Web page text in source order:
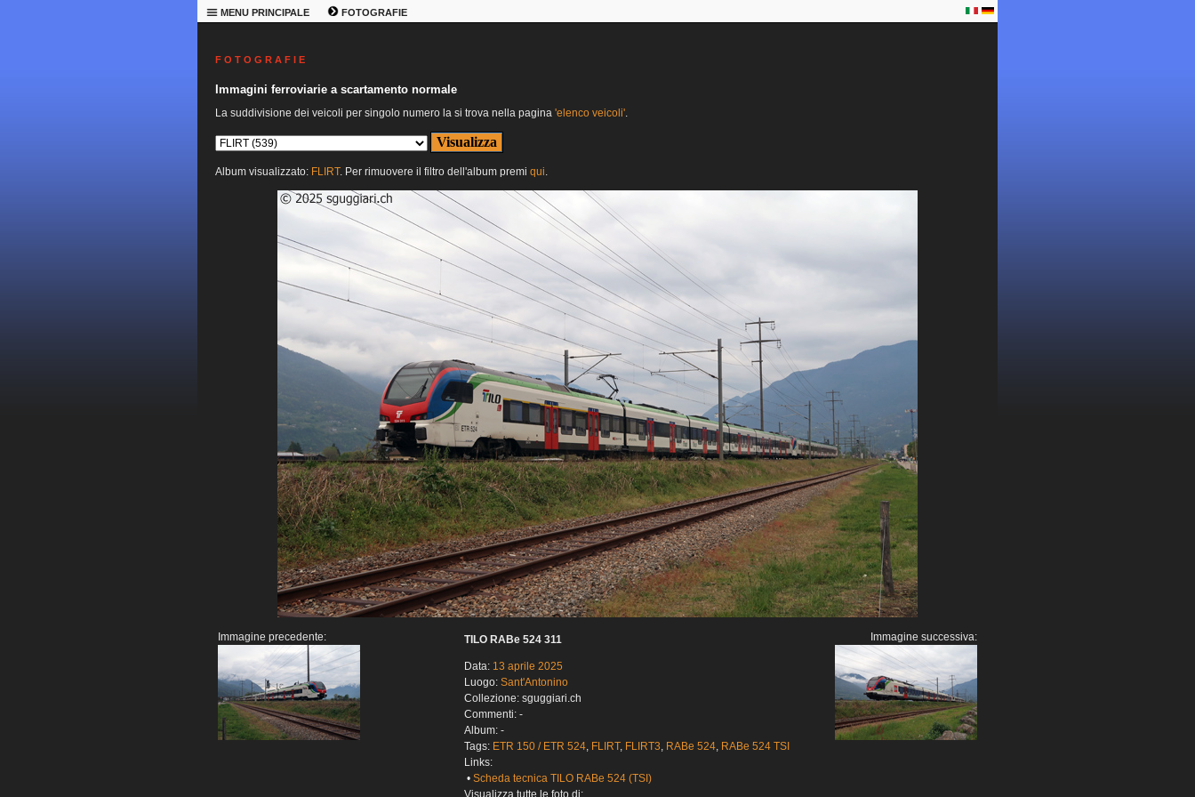
MENU PRINCIPALE FOTOGRAFIE
F O T O G R A F I E
Immagini ferroviarie a scartamento normale
La suddivisione dei veicoli per singolo numero la si trova nella pagina 'elenco veicoli'.
Album visualizzato: FLIRT. Per rimuovere il filtro dell'album premi qui.
Immagine precedente: TILO RABe 524 311
Data: 13 aprile 2025
Luogo: Sant'Antonino
Collezione: sguggiari.ch
Commenti: -
Album: -
Tags: ETR 150 / ETR 524, FLIRT, FLIRT3, RABe 524, RABe 524 TSI
Links:
• Scheda tecnica TILO RABe 524 (TSI)
Immagine successiva: